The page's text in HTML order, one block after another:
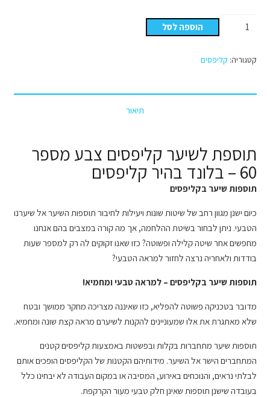
כמות
צבע
60
הוספה לסל
קטגוריה: קליפסים
תיאור
תוספת לשיער קליפסים צבע מספר
60 – בלונד בהיר קליפסים
תוספות שיער בקליפסים
כיום ישנן מגוון רחב של שיטות שונות ויעילות לחיבור תוספות השיער אל שיערנו
הטבעי. ניתן לבחור בשיטת ההלחמה, אך מה קורה במצבים בהם אנחנו
מחפשים אחר שיטה קלילה ופשוטה? כזו שאנו זקוקים לה רק למספר שעות
בודדות ולאחריה נרצה לחזור למראה הטבעי?
תוספות שיער בקליפסים – למראה טבעי ומחמיא!
מדובר בטכניקה פשוטה להפליא, כזו שאיננה מצריכה מחקר ממושך ובטח
שלא מאתגרת את אלו שמעוניינים להקנות לשיערם מראה קצת שונה ומחמיא.
תוספות שיער מתחברות בקלות ובפשטות באמצעות קליפסים קטנים
המתחברים הישר אל השיער. מידותיהם הקטנות של הקליפסים הופכים אותם
לבלתי נראים, והנוכחים באירוע, המסיבה או במקום העבודה לא יבחינו כלל
בעובדה שישנן תוספות שאינן חלק טבעי מעור הקרקפת.